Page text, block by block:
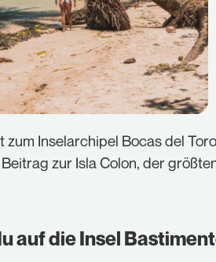
zum Inselarchipel Bocas del
zur Isla Colon, der
auf die Insel
Speichern
Ablehnen
Zurück
ermöglichen grundlegende
für die einwandfreie Funktion der